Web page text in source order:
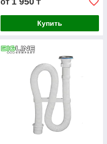
от ₸
Купить